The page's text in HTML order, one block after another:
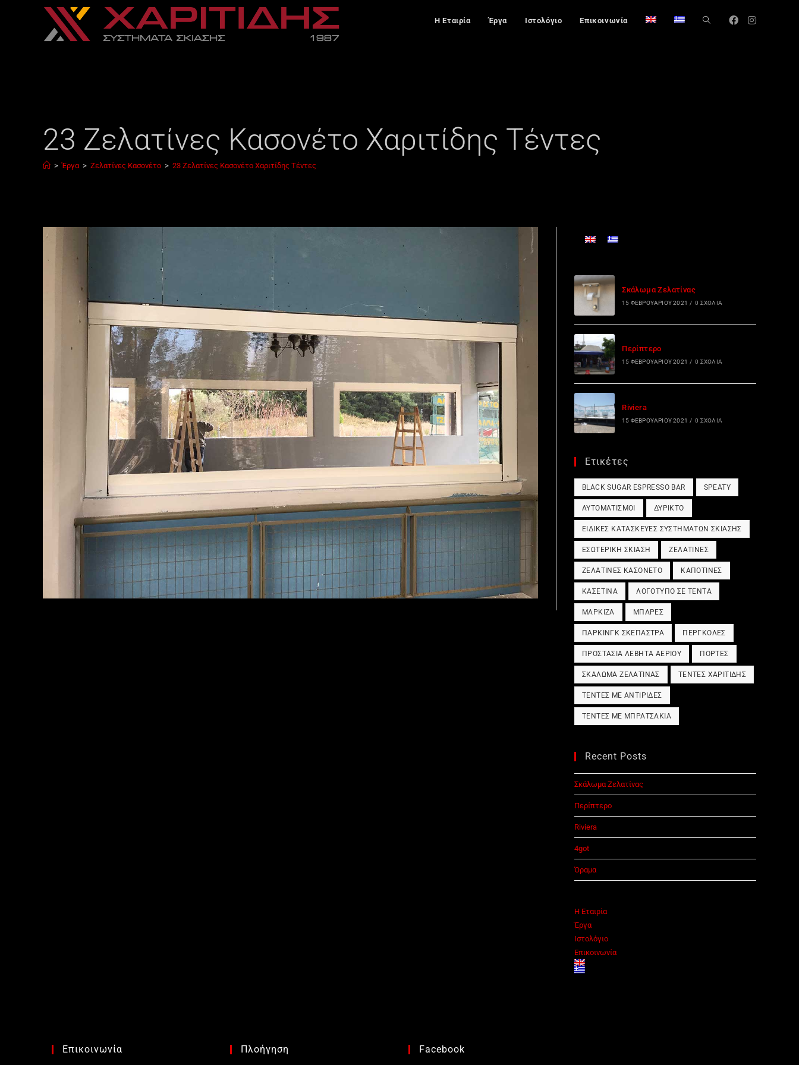
Η Εταιρία Έργα Ιστολόγιο Επικοινωνία
23 Ζελατίνες Κασονέτο Χαριτίδης Τέντες
> Έργα > Ζελατίνες Κασονέτο > 23 Ζελατίνες Κασονέτο Χαριτίδης Τέντες
Σκάλωμα Ζελατίνας
15 ΦΕΒΡΟΥΑΡΊΟΥ 2021 / 0 ΣΧΌΛΙΑ
Περίπτερο
15 ΦΕΒΡΟΥΑΡΊΟΥ 2021 / 0 ΣΧΌΛΙΑ
Riviera
15 ΦΕΒΡΟΥΑΡΊΟΥ 2021 / 0 ΣΧΌΛΙΑ
Ετικέτες
BLACK SUGAR ESPRESSO BAR SPEATY
ΑΥΤΟΜΑΤΙΣΜΟΊ ΔΎΡΙΚΤΟ
ΕΙΔΙΚΈΣ ΚΑΤΑΣΚΕΥΈΣ ΣΥΣΤΗΜΆΤΩΝ ΣΚΊΑΣΗΣ
ΕΣΩΤΕΡΙΚΉ ΣΚΊΑΣΗ ΖΕΛΑΤΊΝΕΣ
ΖΕΛΑΤΊΝΕΣ ΚΑΣΟΝΈΤΟ ΚΑΠΟΤΊΝΕΣ
ΚΑΣΕΤΊΝΑ ΛΟΓΌΤΥΠΟ ΣΕ ΤΈΝΤΑ
ΜΑΡΚΊΖΑ ΜΠΆΡΕΣ
ΠΆΡΚΙΝΓΚ ΣΚΈΠΑΣΤΡΑ ΠΈΡΓΚΟΛΕΣ
ΠΡΟΣΤΑΣΊΑ ΛΈΒΗΤΑ ΑΕΡΊΟΥ ΠΌΡΤΕΣ
ΣΚΆΛΩΜΑ ΖΕΛΑΤΊΝΑΣ ΤΈΝΤΕΣ ΧΑΡΙΤΊΔΗΣ
ΤΈΝΤΕΣ ΜΕ ΑΝΤΙΡΊΔΕΣ
ΤΈΝΤΕΣ ΜΕ ΜΠΡΑΤΣΆΚΙΑ
Recent Posts
Σκάλωμα Ζελατίνας
Περίπτερο
Riviera
4got
Όραμα
Η Εταιρία
Έργα
Ιστολόγιο
Επικοινωνία
Επικοινωνία Πλοήγηση Facebook